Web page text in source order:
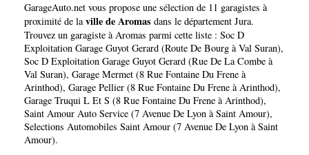
GarageAuto.net vous propose une sélection de 11 garagistes à
proximité de laville de Aromas dans le département Jura.
Trouvez un garagiste à Aromas parmi cette liste : Soc D
Exploitation Garage Guyot Gerard (Route De Bourg à Val Suran),
Soc D Exploitation Garage Guyot Gerard (Rue De La Combe à
Val Suran), Garage Mermet (8 Rue Fontaine Du Frene à
Arinthod), Garage Pellier (8 Rue Fontaine Du Frene à Arinthod),
Garage Truqui L Et S (8 Rue Fontaine Du Frene à Arinthod),
Saint Amour Auto Service (7 Avenue De Lyon à Saint Amour),
Selections Automobiles Saint Amour (7 Avenue De Lyon à Saint
Amour).